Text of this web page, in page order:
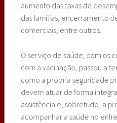
aumento das taxas de
das famílias, encerramento
comerciais, entre outros.
O serviço de saúde, com os
com a vacinação, passou a
como a própria seguridade
devem atuar de forma
assistência e, sobretudo, a
acompanhar a saúde no